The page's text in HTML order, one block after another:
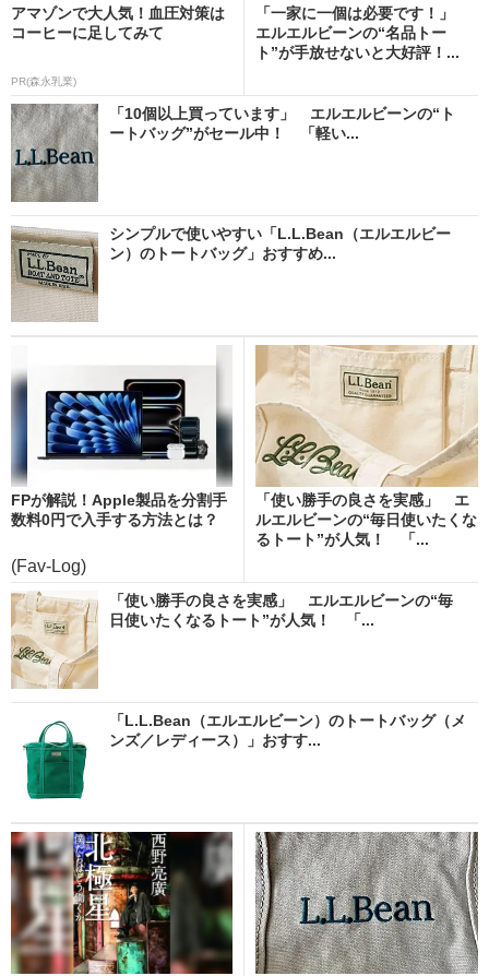
アマゾンで大人気！血圧対策は
コーヒーに足してみて
PR(森永乳業)
「一家に一個は必要です！」
エルエルビーンの“名品トー
ト”が手放せないと大好評！...
「10個以上買っています」 エルエルビーンの“ト
ートバッグ”がセール中！ 「軽い...
シンプルで使いやすい「L.L.Bean（エルエルビー
ン）のトートバッグ」おすすめ...
FPが解説！Apple製品を分割手
数料0円で入手する方法とは？
(Fav-Log)
「使い勝手の良さを実感」 エ
ルエルビーンの“毎日使いたくな
るトート”が人気！ 「...
「使い勝手の良さを実感」 エルエルビーンの“毎
日使いたくなるトート”が人気！ 「...
「L.L.Bean（エルエルビーン）のトートバッグ（メ
ンズ／レディース）」おすす...